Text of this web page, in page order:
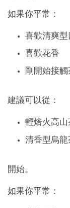
如果你平常：
喜歡清爽型
喜歡花香
剛開始接觸
建議可以從：
輕焙火高山
清香型烏龍
開始。
如果你平常：